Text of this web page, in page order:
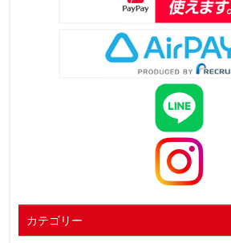
カテゴリー